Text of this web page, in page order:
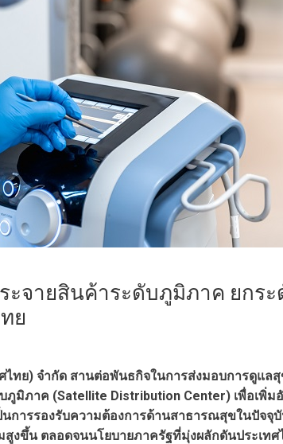
ะจายสินค้าระดับภูมิภาค ยกร
ย
ทย) จำกัด สานต่อพันธกิจในการส่งมอบการดูแล
มิภาค (Satellite Distribution Center) เพื่อเพิ่ม
นการรองรับความต้องการด้านสาธารณสุขในปัจจุ
สูงขึ้น ตลอดจนนโยบายภาครัฐที่มุ่งผลักดันประเทศ